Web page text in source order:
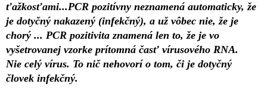
ťažkosťami...PCR pozitívny neznamená automaticky, že
je dotyčný nakazený (infekčný), a už vôbec nie, že je
chorý ... PCR pozitivita znamená len to, že je vo
vyšetrovanej vzorke prítomná časť vírusového RNA.
Nie celý vírus. To nič nehovorí o tom, či je dotyčný
človek infekčný.